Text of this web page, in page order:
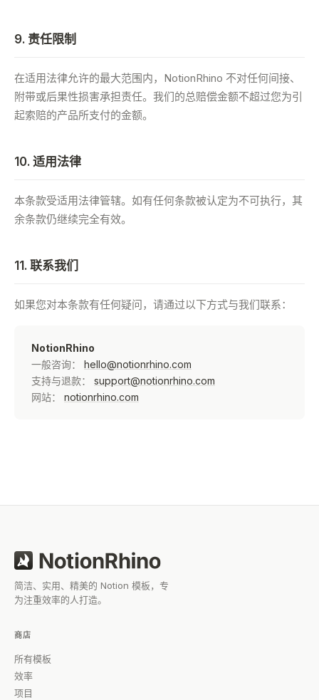
9. 责任限制
在适用法律允许的最大范围内，NotionRhino 不对任何间接、
附带或后果性损害承担责任。我们的总赔偿金额不超过您为引
起索赔的产品所支付的金额。
10. 适用法律
本条款受适用法律管辖。如有任何条款被认定为不可执行，其
余条款仍继续完全有效。
11. 联系我们
如果您对本条款有任何疑问，请通过以下方式与我们联系：
NotionRhino
一般咨询：
hello@notionrhino.com
支持与退款：
support@notionrhino.com
网站：
notionrhino.com
简洁、实用、精美的 Notion 模板，专
为注重效率的人打造。
商店
所有模板
效率
项目